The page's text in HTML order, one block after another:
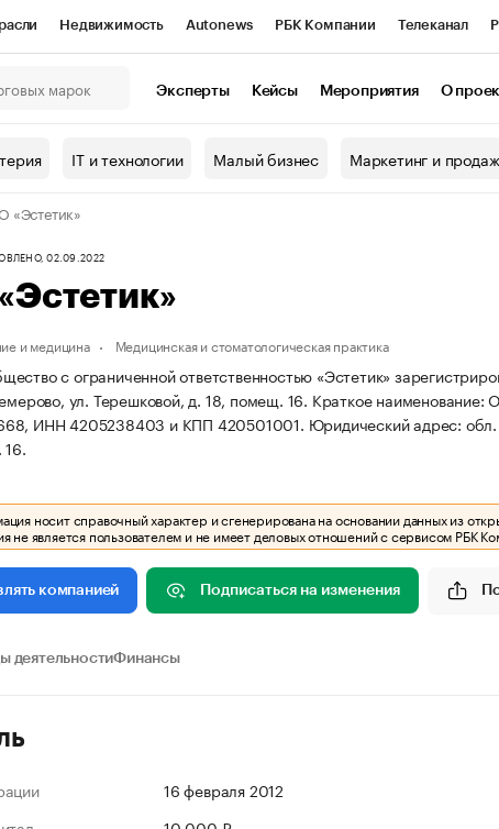
Недвижимость Autonews РБК Компании Телеканал
Проверка контрагентов
Эксперты Кейсы Мероприятия О
IT и технологии Малый бизнес Маркетинг и
«Эстетик»
02.09.2022
и медицина Медицинская и стоматологическая практика
с ограниченной ответственностью «Эстетик»
ул. Терешковой, д. 18, помещ. 16. Краткое наименование:
ИНН 4205238403 и КПП 420501001. Юридический адрес:
носит справочный характер и сгенерирована на основании данных из
не является пользователем и не имеет деловых отношений с сервисом РБК
компанией Подписаться на изменения
деятельностиФинансы
16 февраля 2012